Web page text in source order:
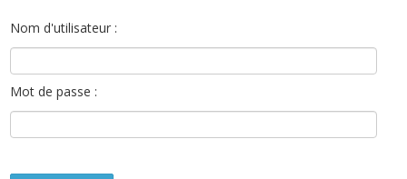
Nom d'utilisateur :
Mot de passe :